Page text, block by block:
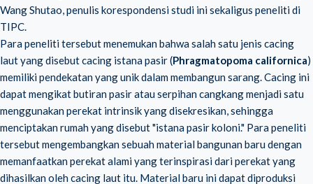
Wang Shutao, penulis korespondensi studi ini sekaligus peneliti di
TIPC.
Para peneliti tersebut menemukan bahwa salah satu jenis cacing
laut yang disebut cacing istana pasir (Phragmatopoma californica)
memiliki pendekatan yang unik dalam membangun sarang. Cacing ini
dapat mengikat butiran pasir atau serpihan cangkang menjadi satu
menggunakan perekat intrinsik yang disekresikan, sehingga
menciptakan rumah yang disebut "istana pasir koloni." Para peneliti
tersebut mengembangkan sebuah material bangunan baru dengan
memanfaatkan perekat alami yang terinspirasi dari perekat yang
dihasilkan oleh cacing laut itu. Material baru ini dapat diproduksi